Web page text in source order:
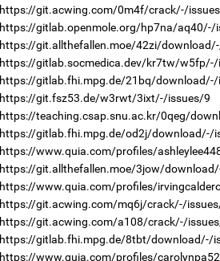
https://git.acwing.com/0m4f/crack/-/
https://gitlab.openmole.org/hp7na/aq40/-/
https://git.allthefallen.moe/42zi/
https://gitlab.socmedica.dev/kr7tw/w5fp/-/
https://gitlab.fhi.mpg.de/21bq/download/-/
https://git.fsz53.de/w3rwt/3ixt/-/issues/9
https://teaching.csap.snu.ac.kr/0qeg/
https://gitlab.fhi.mpg.de/od2j/download/-/
https://www.quia.com/profiles/
https://git.allthefallen.moe/3jow/
https://www.quia.com/profiles/
https://git.acwing.com/mq6j/crack/-/
https://git.acwing.com/a108/crack/-/
https://gitlab.fhi.mpg.de/8tbt/download/-/
https://www.quia.com/profiles/